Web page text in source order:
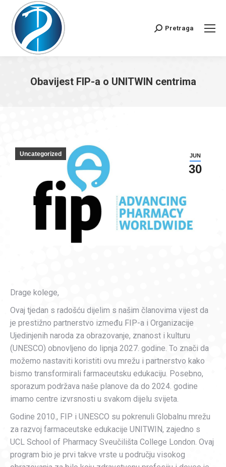
Search:
Pretraga
Obavijest FIP-a o UNITWIN centrima
JUN
30
Uncategorized
Drage kolege,
Ovaj tjedan s radošću dijelim s našim članovima vijest da
je prestižno partnerstvo između FIP-a i Organizacije
Ujedinjenih naroda za obrazovanje, znanost i kulturu
(UNESCO) obnovljeno do lipnja 2027. godine. To znači da
možemo nastaviti koristiti ovu mrežu i partnerstvo kako
bismo transformirali farmaceutsku edukaciju. Posebno,
sporazum podržava naše planove da do 2024. godine
imamo centre izvrsnosti u svakom dijelu svijeta.
Godine 2010., FIP i UNESCO su pokrenuli Globalnu mrežu
za razvoj farmaceutske edukacije UNITWIN, zajedno s
UCL School of Pharmacy Sveučilišta College London. Ovaj
program bio je prvi takve vrste u području visokog